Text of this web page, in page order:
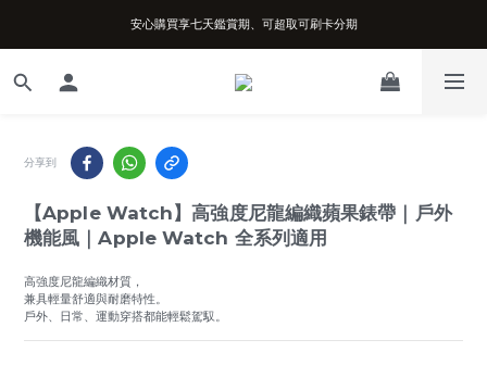
台南實體店面、兩年機芯保固、開立發票
安心購買享七天鑑賞期、可超取可刷卡分期
台南實體店面、兩年機芯保固、開立發票
分享到
【Apple Watch】高強度尼龍編織蘋果錶帶｜戶外
機能風｜Apple Watch 全系列適用
高強度尼龍編織材質，
兼具輕量舒適與耐磨特性。
戶外、日常、運動穿搭都能輕鬆駕馭。